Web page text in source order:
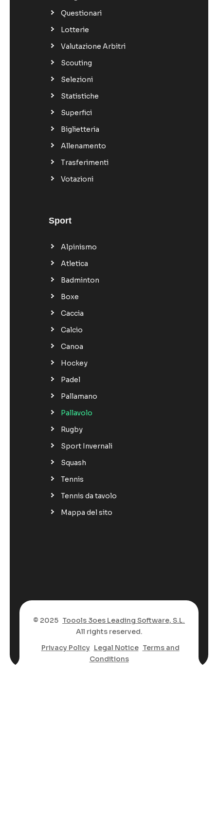
Questionari
Lotterie
Valutazione Arbitri
Scouting
Selezioni
Statistiche
Superfici
Biglietteria
Allenamento
Trasferimenti
Votazioni
Sport
Alpinismo
Atletica
Badminton
Boxe
Caccia
Calcio
Canoa
Hockey
Padel
Pallamano
Pallavolo
Rugby
Sport Invernali
Squash
Tennis
Tennis da tavolo
Mappa del sito
© 2025 Toools 3oes Leading Software, S.L.
All rights reserved.
Privacy Policy Legal Notice Terms and
Conditions